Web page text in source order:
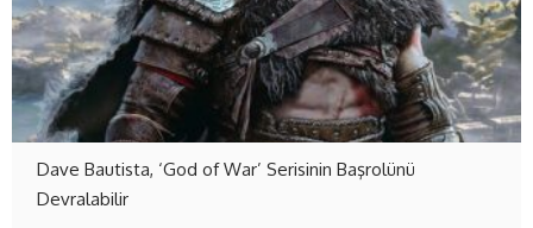
Dave Bautista, ‘God of War’ Serisinin Başrolünü
Devralabilir